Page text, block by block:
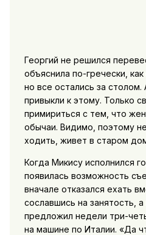
Георгий не решился
объяснила по-гречески,
но все остались за столом.
привыкли к этому. Только
примириться с тем, что
обычаи. Видимо, поэтому
ходить, живет в старом
Когда Микису исполнился
появилась возможность
вначале отказался ехать
сославшись на занятость,
предложил недели три-
на машине по Италии. «Да